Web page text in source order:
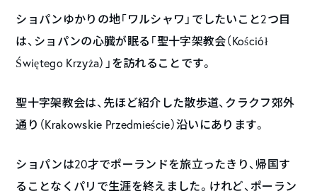
ショパンゆかりの地「ワルシャワ」でしたいこと2つ目
は、ショパンの心臓が眠る「聖十字架教会（Kościół
Świętego Krzyża）」を訪れることです。
聖十字架教会は、先ほど紹介した散歩道、クラクフ郊外
通り（Krakowskie Przedmieście）沿いにあります。
ショパンは20才でポーランドを旅立ったきり、帰国す
ることなくパリで生涯を終えました。けれど、ポーラン